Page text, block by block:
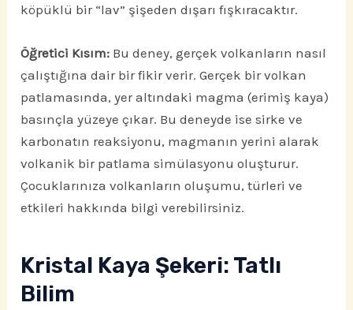
köpüklü bir “lav” şişeden dışarı fışkıracaktır.
Öğretici Kısım: Bu deney, gerçek volkanların nasıl
çalıştığına dair bir fikir verir. Gerçek bir volkan
patlamasında, yer altındaki magma (erimiş kaya)
basınçla yüzeye çıkar. Bu deneyde ise sirke ve
karbonatın reaksiyonu, magmanın yerini alarak
volkanik bir patlama simülasyonu oluşturur.
Çocuklarınıza volkanların oluşumu, türleri ve
etkileri hakkında bilgi verebilirsiniz.
Kristal Kaya Şekeri: Tatlı
Bilim